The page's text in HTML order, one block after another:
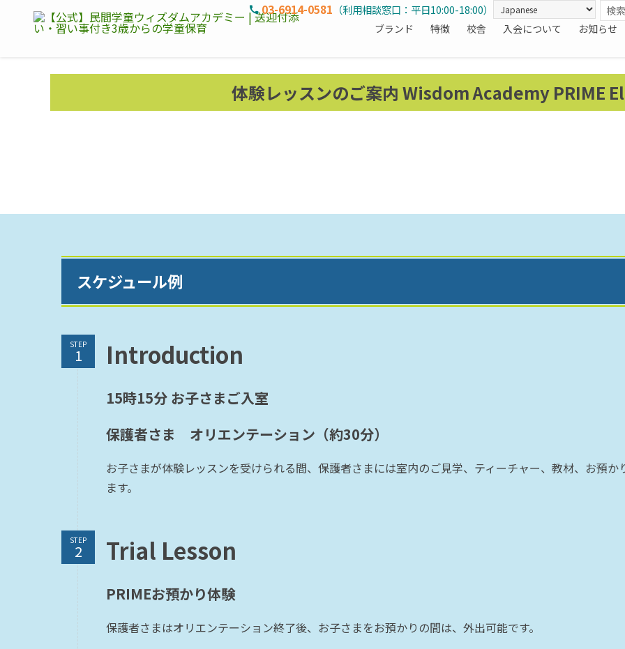
ブランド 特徴 校舎 入会について お知らせ
03-6914-0581 （利用相談窓口：平日10:00-18:00）
体験レッスンのご案内 Wisdom Academy PRIME
スケジュール例
STEP Introduction
15時15分 お子さまご入室
保護者さま オリエンテーション（約30分）
お子さまが体験レッスンを受けられる間、保護者さまには室内のご見学、ティーチャー、教材、お預
ます。
STEP Trial Lesson
PRIMEお預かり体験
保護者さまはオリエンテーション終了後、お子さまをお預かりの間は、外出可能です。